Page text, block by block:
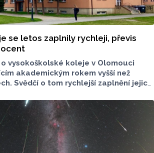
se letos zaplnily rychleji, převis
vysokoškolské koleje v Olomouci
akademickým rokem vyšší než
Svědčí o tom rychlejší zaplnění jejich
Palackého (UP) v Olomouci Egon
lůžek na kolejích je letos
přibližně 500 míst se tento počet
přestavbě bloku kolejí J. L. Fischera,